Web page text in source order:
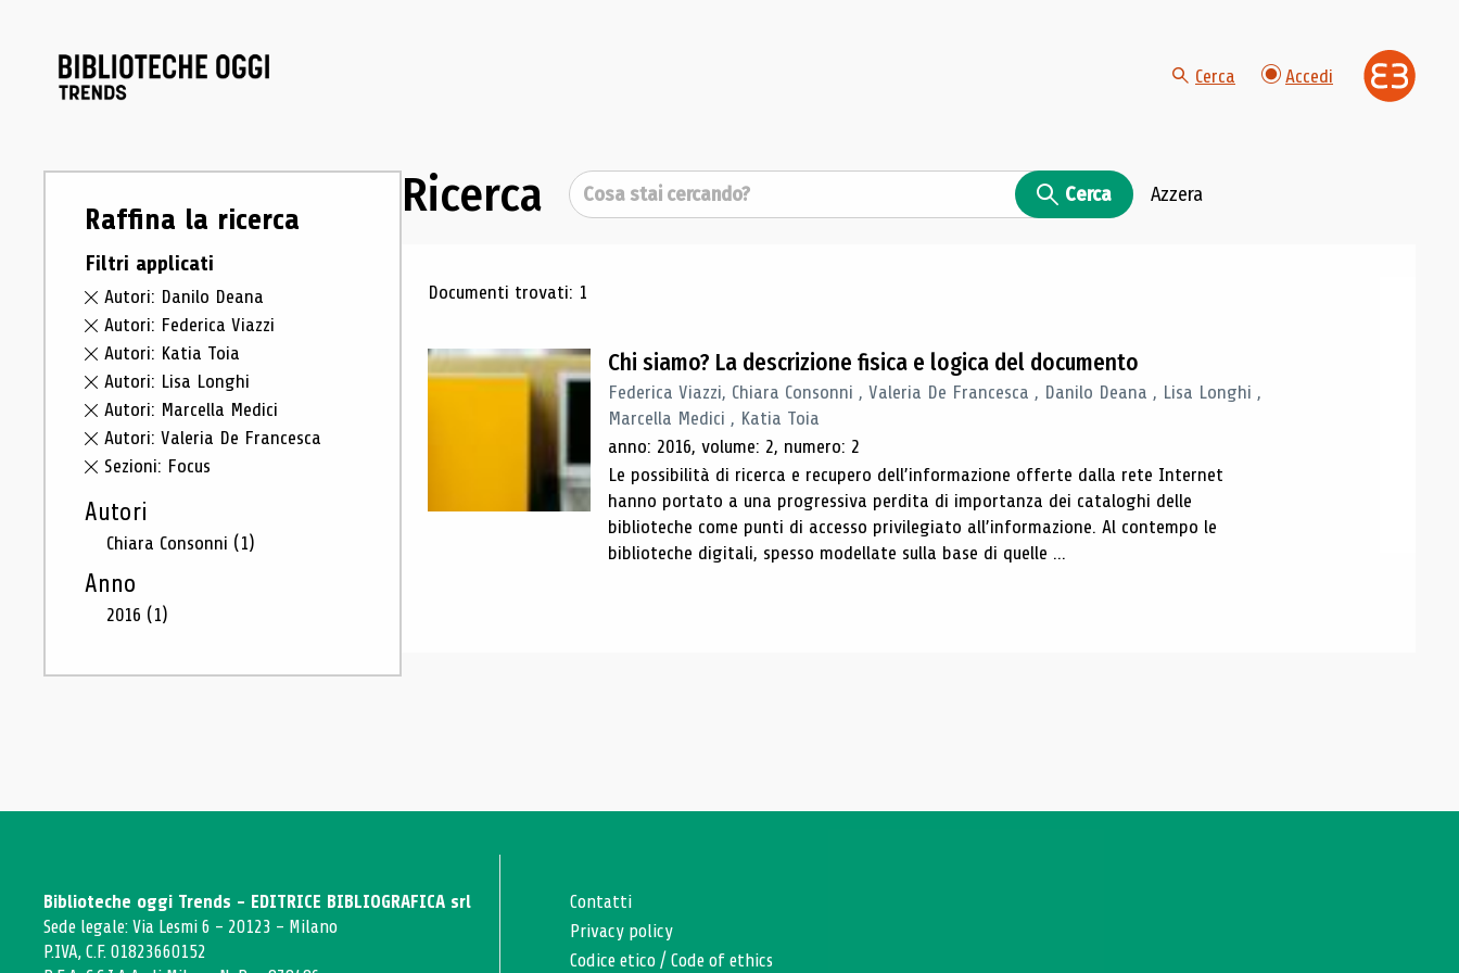
Cerca Accedi
Raffina la ricerca
Filtri applicati
Autori: Danilo Deana
Autori: Federica Viazzi
Autori: Katia Toia
Autori: Lisa Longhi
Autori: Marcella Medici
Autori: Valeria De Francesca
Sezioni: Focus
Autori
Chiara Consonni (1)
Anno
2016 (1)
Ricerca Cerca Cerca Azzera
Risultati di ricerca
Documenti trovati: 1
Chi siamo? La descrizione fisica e logica del documento
Federica Viazzi, Chiara Consonni , Valeria De Francesca , Danilo Deana , Lisa Longhi ,
Marcella Medici , Katia Toia
anno: 2016, volume: 2, numero: 2
Le possibilità di ricerca e recupero dell’informazione offerte dalla rete Internet
hanno portato a una progressiva perdita di importanza dei cataloghi delle
biblioteche come punti di accesso privilegiato all’informazione. Al contempo le
biblioteche digitali, spesso modellate sulla base di quelle ...
Biblioteche oggi Trends - EDITRICE BIBLIOGRAFICA srl
Sede legale: Via Lesmi 6 - 20123 - Milano
P.IVA, C.F. 01823660152
Contatti
Privacy policy
Codice etico /Code of ethics